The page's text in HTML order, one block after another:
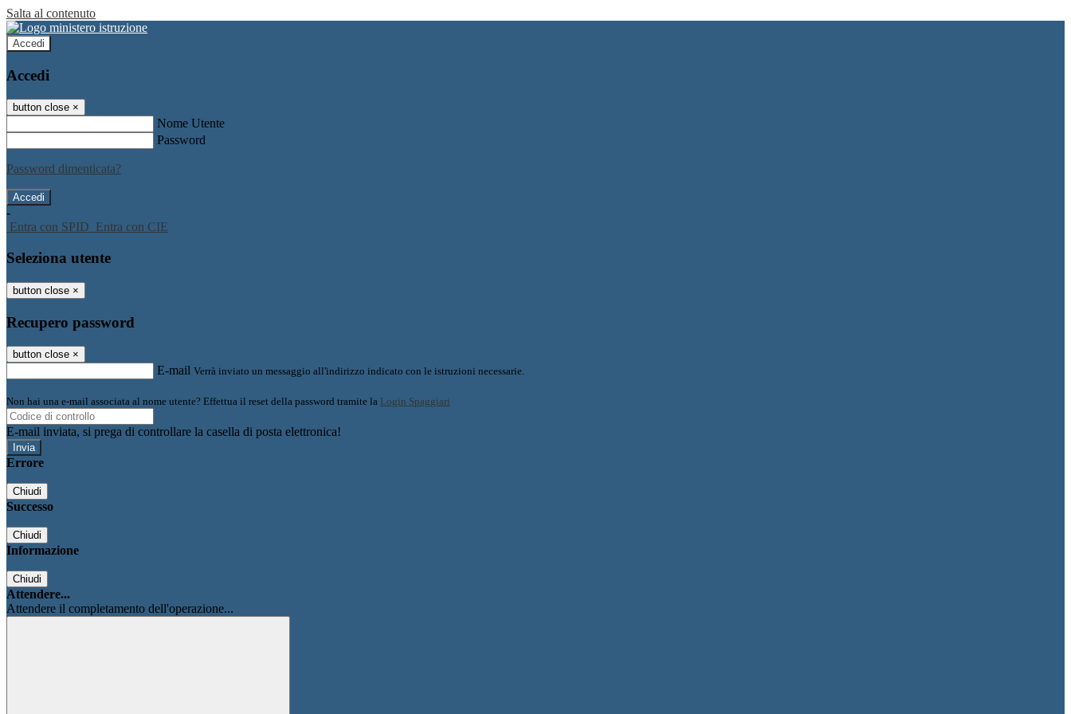
Salta al contenuto
Accedi
Accedi
button close ×
Nome Utente
Password
Password dimenticata?
-
Entra con SPID Entra con CIE
Seleziona utente
button close ×
Recupero password
button close ×
E-mail Verrà inviato un messaggio all'indirizzo indicato con le istruzioni necessarie.
Non hai una e-mail associata al nome utente? Effettua il reset della password tramite la Login Spaggiari
E-mail inviata, si prega di controllare la casella di posta elettronica!
Errore
Chiudi
Successo
Chiudi
Informazione
Chiudi
Attendere...
Attendere il completamento dell'operazione...